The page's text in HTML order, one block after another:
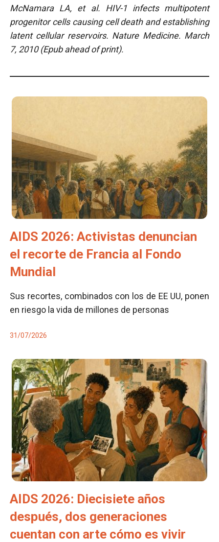
McNamara LA, et al. HIV-1 infects multipotent
progenitor cells causing cell death and establishing
latent cellular reservoirs. Nature Medicine. March
7, 2010 (Epub ahead of print).
AIDS 2026: Activistas denuncian
el recorte de Francia al Fondo
Mundial
Sus recortes, combinados con los de EE UU, ponen
en riesgo la vida de millones de personas
31/07/2026
AIDS 2026: Diecisiete años
después, dos generaciones
cuentan con arte cómo es vivir